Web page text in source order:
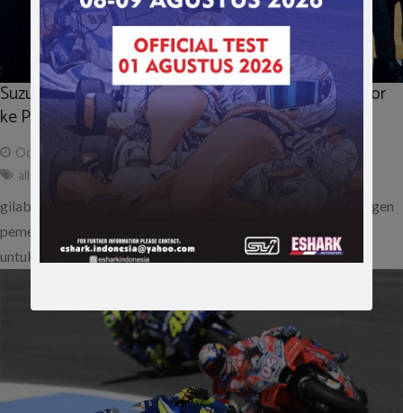
Suzuki All New Ertiga dan Skuter Nex II Mulai Diekspor
ke Pasar Global
October 23, 2018
all new ertiga, ekspor nex ii
gilabalap.com – PT Suzuki Indomobil Motor (SIM) sebagai agen
pemeggang merek (APM) Suzuki di Indonesia berkomitmen
untuk terus mengoptimalkan kapasitas…